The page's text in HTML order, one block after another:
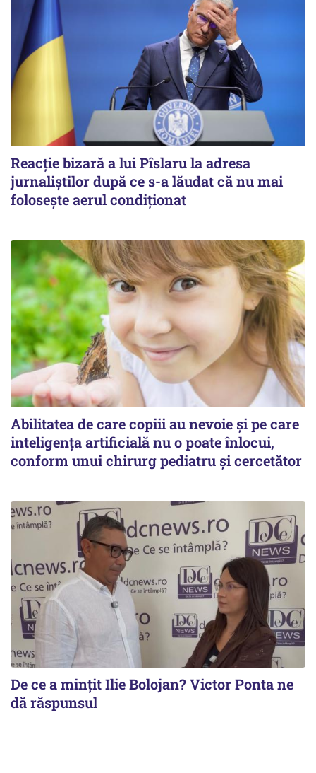
Reacție bizară a lui Pîslaru la adresa
jurnaliștilor după ce s-a lăudat că nu mai
folosește aerul condiționat
Abilitatea de care copiii au nevoie și pe care
inteligența artificială nu o poate înlocui,
conform unui chirurg pediatru și cercetător
De ce a mințit Ilie Bolojan? Victor Ponta ne
dă răspunsul